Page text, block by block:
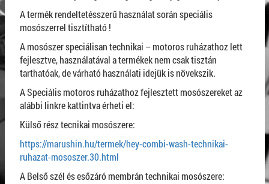
A termék rendeltetésszerű használat során speciális
mosószerrel tisztítható !
A mosószer speciálisan technikai – motoros ruházathoz lett
fejlesztve, használatával a termékek nem csak tisztán
tarthatóak, de várható használati idejük is növekszik.
A Speciális motoros ruházathoz fejlesztett mosószereket az
alábbi linkre kattintva érheti el:
Külső rész tecnikai mosószere:
https://marushin.hu/termek/hey-combi-wash-technikai-
ruhazat-mososzer.30.html
A Belső szél és esőzáró membrán technikai mosószere: